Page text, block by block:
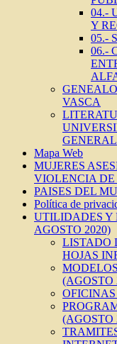
04.-
Y
05.-
06.-
VASCA
GENERAL
Mapa Web
MUJERES
VIOLENCIA DE
PAISES DEL
Política de
UTILIDADES Y
AGOSTO 2020)
LISTADO
HOJAS
(AGOSTO
(AGOSTO